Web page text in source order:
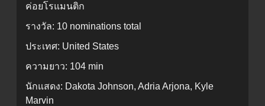
ค่อยโรแมนติก
รางวัล: 10 nominations total
ประเทศ: United States
ความยาว: 104 min
นักแสดง: Dakota Johnson, Adria Arjona, Kyle
Marvin